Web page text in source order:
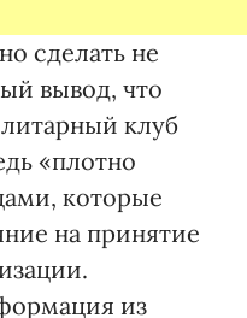
сделать не
вывод, что
клуб
«плотно
которые
на принятие
из